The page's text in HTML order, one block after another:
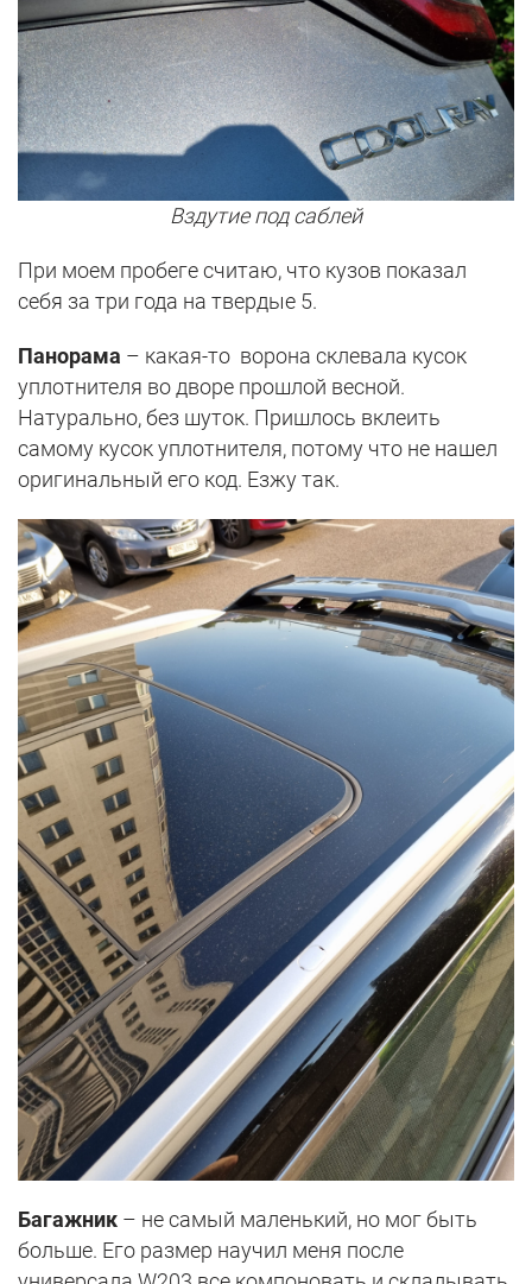
Вздутие под саблей
При моем пробеге считаю, что кузов показал
себя за три года на твердые 5.
Панорама – какая-то ворона склевала кусок
уплотнителя во дворе прошлой весной.
Натурально, без шуток. Пришлось вклеить
самому кусок уплотнителя, потому что не нашел
оригинальный его код. Езжу так.
Багажник – не самый маленький, но мог быть
больше. Его размер научил меня после